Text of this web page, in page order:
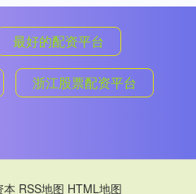
最好的配资平台
浙江股票配资平台
本 RSS地图 HTML地图